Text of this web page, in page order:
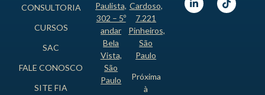
CONSULTORIA
CURSOS
SAC
FALE CONOSCO
SITE FIA
Paulista,
302 – 5º
andar
Bela
Vista,
São
Paulo
Cardoso,
7.221
Pinheiros,
São
Paulo
Próxima
à